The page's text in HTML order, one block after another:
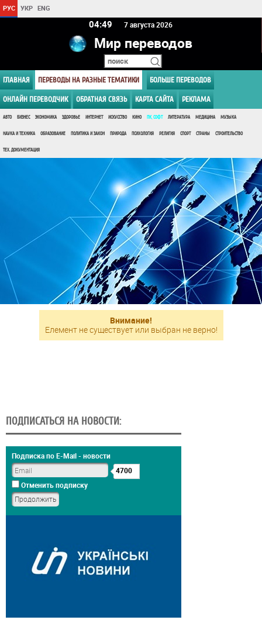
РУС УКР ENG
04 49 7 августа 2026
Мир переводов
ГЛАВНАЯ ПЕРЕВОДЫ НА РАЗНЫЕ ТЕМАТИКИ БОЛЬШЕ ПЕРЕВОДОВ
ОНЛАЙН ПЕРЕВОДЧИК ОБРАТНАЯ СВЯЗЬ КАРТА САЙТА РЕКЛАМА
АВТО БИЗНЕС ЭКОНОМИКА ЗДОРОВЬЕ ИНТЕРНЕТ ИСКУССТВО КИНО ПК, СОФТ ЛИТЕРАТУРА МЕДИЦИНА МУЗЫКА
НАУКА И ТЕХНИКА ОБРАЗОВАНИЕ ПОЛИТИКА И ЗАКОН ПРИРОДА ПСИХОЛОГИЯ РЕЛИГИЯ СПОРТ СТРАНЫ СТРОИТЕЛЬСТВО
ТЕХ. ДОКУМЕНТАЦИЯ
Внимание!
Елемент не существует или выбран не верно!
ПОДПИСАТЬСЯ НА НОВОСТИ:
Подписка по E-Mail - новости
4700
Отменить подписку